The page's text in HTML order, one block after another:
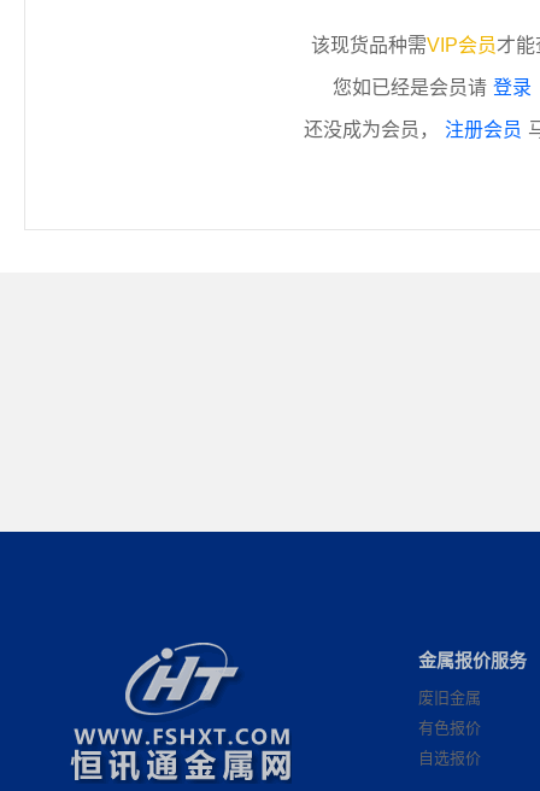
该现货品种需VIP会员才能
您如已经是会员请 登录
还没成为会员， 注册会员
金属报价服务
废旧金属
有色报价
自选报价